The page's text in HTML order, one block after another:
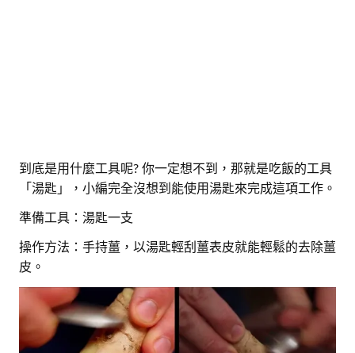
到底是用什麼工具呢? 你一定想不到，那就是吃飯的工具
「湯匙」，小編完全沒想到能使用湯匙來完成這項工作。
準備工具：湯匙一支
操作方法：手持薑，以湯匙輕刮薑表皮就能輕鬆的去除薑
皮。